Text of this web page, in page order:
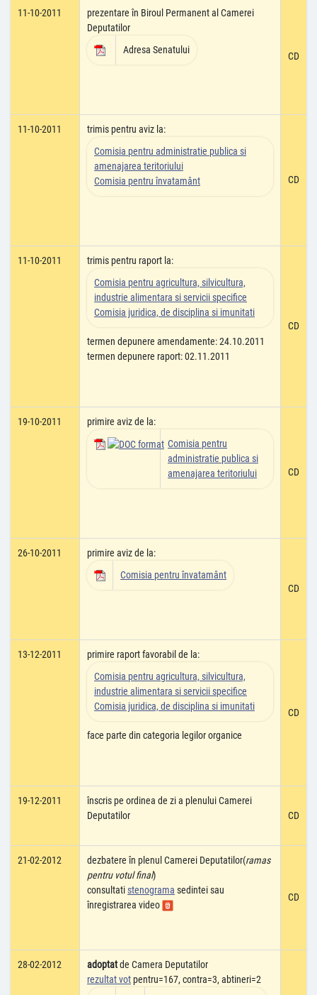
11-10-2011
prezentare în Biroul Permanent al Camerei
Deputatilor
Adresa Senatului
CD
11-10-2011
trimis pentru aviz la:
Comisia pentru administratie publica si
amenajarea teritoriului
Comisia pentru învatamânt
CD
11-10-2011
trimis pentru raport la:
Comisia pentru agricultura, silvicultura,
industrie alimentara si servicii specifice
Comisia juridica, de disciplina si imunitati
termen depunere amendamente: 24.10.2011
termen depunere raport: 02.11.2011
CD
19-10-2011
primire aviz de la:
Comisia pentru
administratie publica si
amenajarea teritoriului
CD
26-10-2011
primire aviz de la:
Comisia pentru învatamânt
CD
13-12-2011
primire raport favorabil de la:
Comisia pentru agricultura, silvicultura,
industrie alimentara si servicii specifice
Comisia juridica, de disciplina si imunitati
face parte din categoria legilor organice
CD
19-12-2011
înscris pe ordinea de zi a plenului Camerei
Deputatilor
CD
21-02-2012 dezbatere în plenul Camerei Deputatilor(ramas
pentru votul final)
consultatistenograma sedintei sau
înregistrarea video
CD
28-02-2012 adoptatde Camera Deputatilor
rezultat vot pentru=167, contra=3, abtineri=2